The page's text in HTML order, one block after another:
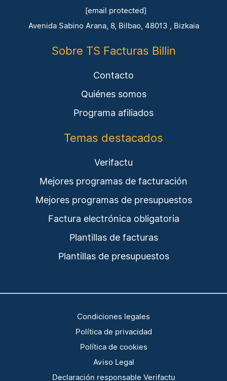
[email protected]
Avenida Sabino Arana, 8, Bilbao, 48013 , Bizkaia
Sobre TS Facturas Billin
Contacto
Quiénes somos
Programa afiliados
Temas destacados
Verifactu
Mejores programas de facturación
Mejores programas de presupuestos
Factura electrónica obligatoria
Plantillas de facturas
Plantillas de presupuestos
Condiciones legales
Política de privacidad
Política de cookies
Aviso Legal
Declaración responsable Verifactu